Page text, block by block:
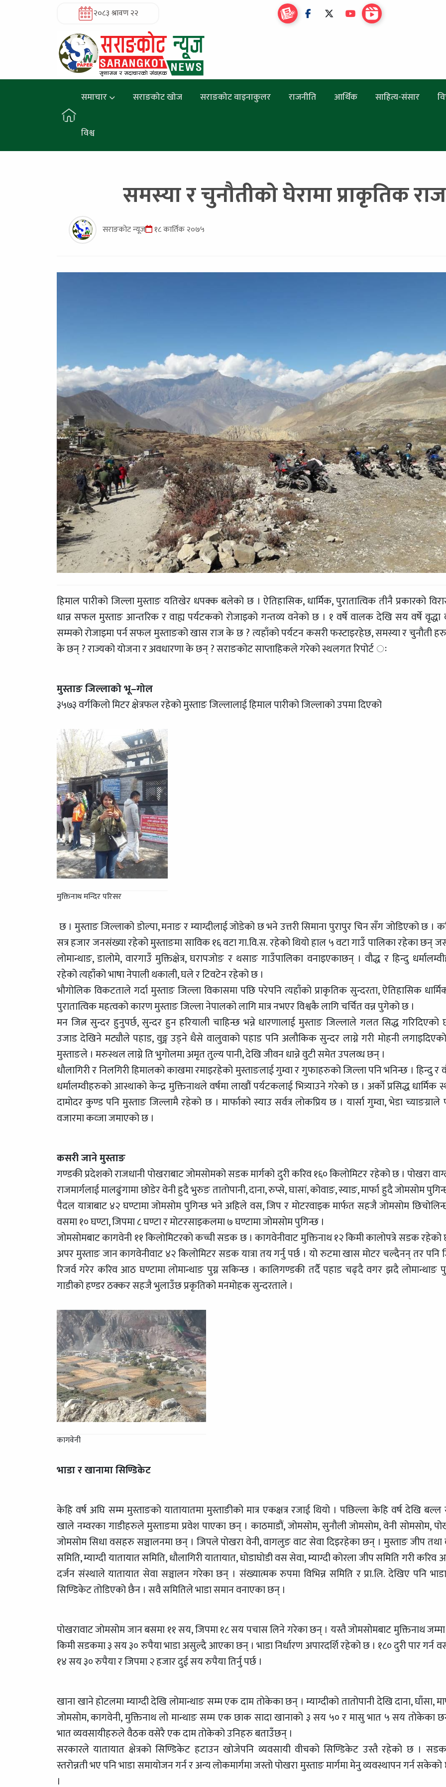
२०८३ श्रावण २२
समाचार सराङकोट खोज सराङकोट वाइनाकुलर राजनीति आर्थिक साहित्य-संसार
विश्व
समस्या र चुनौतीको घेरामा प्राकृतिक
सराङकोट न्यूज १८ कार्तिक २०७५
हिमाल पारीको जिल्ला मुस्ताङ यतिखेर धपक्क बलेको छ । ऐतिहासिक, धार्मिक, पुरातात्विक तीनै प्रकारको
धान्न सफल मुस्ताङ आन्तरिक र वाह्य पर्यटकको रोजाइको गन्तव्य वनेको छ । १ वर्षे वालक देखि सय वर्षे वृद्धा
सम्मको रोजाइमा पर्न सफल मुस्ताङको खास राज के छ ? त्यहाँको पर्यटन कसरी फस्टाइरहेछ, समस्या र चुनौती
के छन् ? राज्यको योजना र अवधारणा के छन् ? सराङकोट साप्ताहिकले गरेको स्थलगत रिपोर्ट ः
मुस्ताङ जिल्लाको भू–गोल
३५७३ वर्गकिलो मिटर क्षेत्रफल रहेको मुस्ताङ जिल्लालाई हिमाल पारीको जिल्लाको उपमा दिएको
मुक्तिनाथ मन्दिर परिसर
छ । मुस्ताङ जिल्लाको डोल्पा, मनाङ र म्याग्दीलाई जोडेको छ भने उत्तरी सिमाना पुरापुर चिन सँग जोडिएको छ ।
सत्र हजार जनसंख्या रहेको मुस्ताङमा साविक १६ वटा गा.वि.स. रहेको थियो हाल ५ वटा गाउँ पालिका रहेका छन्
लोमान्थाङ, डालोमे, वारगाउँ मुक्तिक्षेत्र, घरापजोङ र थसाङ गाउँपालिका वनाइएकाछन् । वौद्ध र हिन्दु
रहेको त्यहाँको भाषा नेपाली थकाली, घले र टिवटेन रहेको छ ।
भौगोलिक विकटताले गर्दा मुस्ताङ जिल्ला विकासमा पछि परेपनि त्यहाँको प्राकृतिक सुन्दरता, ऐतिहासिक
पुरातात्विक महत्वको कारण मुस्ताङ जिल्ला नेपालको लागि मात्र नभएर विश्वकै लागि चर्चित वन्न पुगेको छ ।
मन जित्न सुन्दर हुनुपर्छ, सुन्दर हुन हरियाली चाहिन्छ भन्ने धारणालाई मुस्ताङ जिल्लाले गलत सिद्ध गरिदिएको
उजाड देखिने मट्यौले पहाड, वुङ्ग उड्ने धैसे वालुवाको पहाड पनि अलौकिक सुन्दर लाग्ने गरी मोहनी
मुस्ताङले । मरुस्थल लाग्ने ति भुगोलमा अमृत तुल्य पानी, देखि जीवन धान्ने वुटी समेत उपलव्ध छन् ।
धौलागिरी र निलगिरी हिमालको काखमा रमाइरहेको मुस्ताङलाई गुम्वा र गुफाहरुको जिल्ला पनि भनिन्छ । हिन्दु र
धर्मालम्वीहरुको आस्थाको केन्द्र मुक्तिनाथले वर्षमा लाखौं पर्यटकलाई भित्र्याउने गरेको छ । अर्को प्रसिद्ध धार्मिक
दामोदर कुण्ड पनि मुस्ताङ जिल्लामै रहेको छ । मार्फाको स्याउ सर्वत्र लोकप्रिय छ । यार्सा गुम्वा, भेडा च्याङग्राले
वजारमा कव्जा जमाएको छ ।
कसरी जाने मुस्ताङ
गण्डकी प्रदेशको राजधानी पोखराबाट जोमसोमको सडक मार्गको दुरी करिव १६० किलोमिटर रहेको छ । पोखरा
राजमार्गलाई मालढुंगामा छोडेर वेनी हुदै भुरुङ तातोपानी, दाना, रुप्से, घासां, कोवाङ, स्याङ, मार्फा हुदै जोमसोम
पैदल यात्राबाट ४२ घण्टामा जोमसोम पुगिन्छ भने अहिले वस, जिप र मोटरवाइक मार्फत सहजै जोमसोम
वसमा १० घण्टा, जिपमा ८ घण्टा र मोटरसाइकलमा ७ घण्टामा जोमसोम पुगिन्छ ।
जोमसोमबाट कागवेनी ११ किलोमिटरको कच्ची सडक छ । कागवेनीवाट मुक्तिनाथ १२ किमी कालोपत्रे सडक रहेको
अपर मुस्ताङ जान कागवेनीवाट ४२ किलोमिटर सडक यात्रा तय गर्नु पर्छ । यो रुटमा खास मोटर चल्दैनन् तर पनि
रिजर्व गरेर करिव आठ घण्टामा लोमान्थाङ पुग्न सकिन्छ । कालिगण्डकी तर्दै पहाड चढ्दै वगर झदै लोमान्थाङ
गाडीको हण्डर ठक्कर सहजै भुलाउँछ प्रकृतिको मनमोहक सुन्दरताले ।
कागवेनी
भाडा र खानामा सिण्डिकेट
केहि वर्ष अघि सम्म मुस्ताङको यातायातमा मुस्ताङीको मात्र एकक्षत्र रजाई थियो । पछिल्ला केहि वर्ष देखि
खाले नम्वरका गाडीहरुले मुस्ताङमा प्रवेश पाएका छन् । काठमाडौं, जोमसोम, सुनौली जोमसोम, वेनी सोमसोम,
जोमसोम सिधा वसहरु सञ्चालनमा छन् । जिपले पोखरा वेनी, वागलुङ वाट सेवा दिइरहेका छन् । मुस्ताङ जीप
समिति, म्याग्दी यातायात समिति, धौलागिरी यातायात, घोडाघोडी वस सेवा, म्याग्दी कोरला जीप समिति गरी करिव
दर्जन संस्थाले यातायात सेवा सञ्चालन गरेका छन् । संख्यात्मक रुपमा विभिन्न समिति र प्रा.लि. देखिए पनि
सिण्डिकेट तोडिएको छैन । सवै समितिले भाडा समान वनाएका छन् ।
पोखरावाट जोमसोम जान बसमा ११ सय, जिपमा १८ सय पचास लिने गरेका छन् । यस्तै जोमसोमबाट मुक्तिनाथ
किमी सडकमा ३ सय ३० रुपैया भाडा असुल्दै आएका छन् । भाडा निर्धारण अपारदर्शि रहेको छ । १८० दुरी पार गर्न
१४ सय ३० रुपैया र जिपमा २ हजार दुई सय रुपैया तिर्नु पर्छ ।
खाना खाने होटलमा म्याग्दी देखि लोमान्थाङ सम्म एक दाम तोकेका छन् । म्याग्दीको तातोपानी देखि दाना, घाँसा,
जोमसोम, कागवेनी, मुक्तिनाथ लो मान्थाङ सम्म एक छाक सादा खानाको ३ सय ५० र मासु भात ५ सय तोकेका
भात व्यवसायीहरुले वैठक वसेरै एक दाम तोकेको उनिहरु बताउँछन् ।
सरकारले यातायात क्षेत्रको सिण्डिकेट हटाउन खोजेपनि व्यवसायी वीचको सिण्डिकेट उस्तै रहेको छ ।
स्तरोन्नती भए पनि भाडा समायोजन गर्न र अन्य लोकमार्गमा जस्तो पोखरा मुस्ताङ मार्गमा मेनु व्यवस्थापन गर्न
।